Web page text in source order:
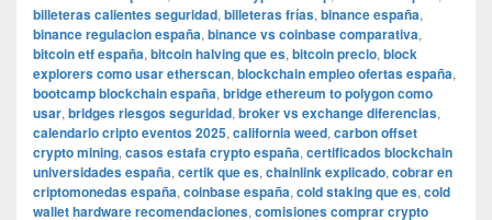
billeteras calientes seguridad, billeteras frías, binance españa,
binance regulacion españa, binance vs coinbase comparativa,
bitcoin etf españa, bitcoin halving que es, bitcoin precio, block
explorers como usar etherscan, blockchain empleo ofertas españa,
bootcamp blockchain españa, bridge ethereum to polygon como
usar, bridges riesgos seguridad, broker vs exchange diferencias,
calendario cripto eventos 2025, california weed, carbon offset
crypto mining, casos estafa crypto españa, certificados blockchain
universidades españa, certik que es, chainlink explicado, cobrar en
criptomonedas españa, coinbase españa, cold staking que es, cold
wallet hardware recomendaciones, comisiones comprar crypto